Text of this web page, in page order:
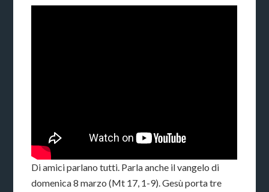
Di amici parlano tutti. Parla anche il vangelo di
domenica 8 marzo (Mt 17, 1-9). Gesù porta tre